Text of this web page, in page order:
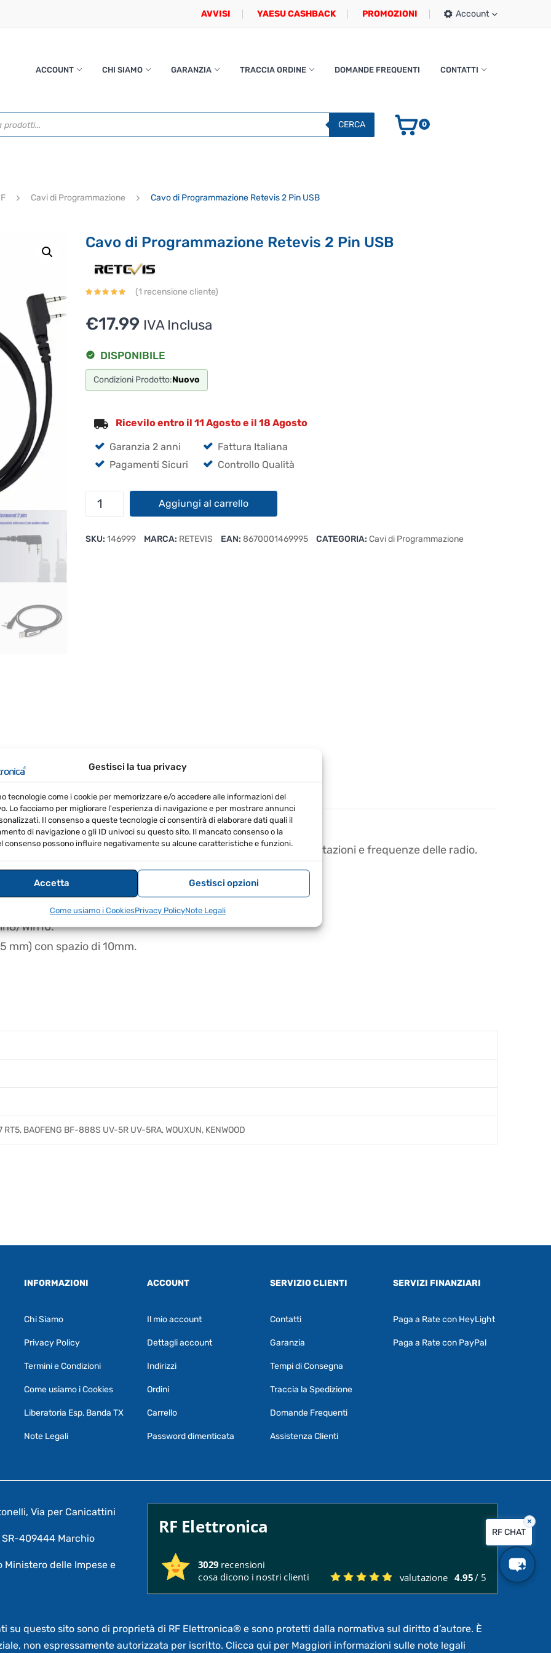
Gestisci la tua privacy
tecnologie come i cookie per memorizzare e/o accedere alle informazioni del
Lo facciamo per migliorare l'esperienza di navigazione e per mostrare annunci
Il consenso a queste tecnologie ci consentirà di elaborare dati quali il
di navigazione o gli ID univoci su questo sito. Il mancato consenso o la
consenso possono influire negativamente su alcune caratteristiche e funzioni.
Accetta Gestisci opzioni
Come usiamo i CookiesPrivacy PolicyNote Legali
AVVISI YAESU CASHBACK PROMOZIONI Account
ACCOUNT CHI SIAMO GARANZIA TRACCIA ORDINE DOMANDE FREQUENTI CONTATTI
CERCA 0
Cavi di Programmazione Cavo di Programmazione Retevis 2 Pin USB
Cavo di Programmazione Retevis 2 Pin USB
(1 recensione cliente)
€17.99 IVA Inclusa
DISPONIBILE
Condizioni Prodotto:Nuovo
Ricevilo entro il 11 Agosto e il 18 Agosto
Garanzia 2 anni
Fattura Italiana
Pagamenti Sicuri
Controllo Qualità
Cavo
Retevis
Aggiungi al carrello
SKU: 146999 MARCA: RETEVIS EAN: 8670001469995 CATEGORIA: Cavi di Programmazione
RECENSIONI (1)
e PC, ideale per la programmazione delle impostazioni e frequenze delle radio.
RT22 RT27 RT5 e altri modelli.
Win10.
mm) con spazio di 10mm.
BAOFENG BF-888S UV-5R UV-5RA, WOUXUN, KENWOOD
INFORMAZIONI
Chi Siamo
Privacy Policy
Termini e Condizioni
Come usiamo i Cookies
Liberatoria Esp, Banda TX
Note Legali
ACCOUNT
Il mio account
Dettagli account
Indirizzi
Ordini
Carrello
Password dimenticata
SERVIZIO CLIENTI
Contatti
Garanzia
Tempi di Consegna
Traccia la Spedizione
Domande Frequenti
Assistenza Clienti
SERVIZI FINANZIARI
Paga a Rate con HeyLight
Paga a Rate con PayPal
Via per Canicattini
SR-409444 Marchio
Ministero delle Impese e
RF Elettronica
3029 recensioni
cosa dicono i nostri clienti
valutazione 4.95/ 5
su questo sito sono di proprietà di RF Elettronica® e sono protetti dalla normativa sul diritto d’autore. È
non espressamente autorizzata per iscritto. Clicca qui per Maggiori informazioni sulle note legali
RF Assist
Puoi chiedermi informazioni generali o
specifiche su certi prodotti.
prodotto
RF CHAT
×